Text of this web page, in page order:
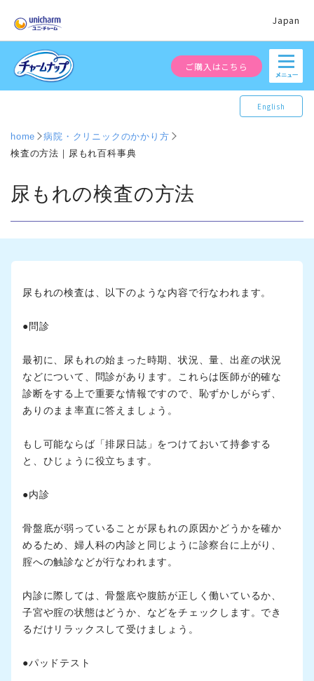
Japan
ご購入はこちら
English
home
病院・クリニックのかかり方
検査の方法｜尿もれ百科事典
尿もれの検査の方法
尿もれの検査は、以下のような内容で行なわれます。
●問診
最初に、尿もれの始まった時期、状況、量、出産の状況
などについて、問診があります。これらは医師が的確な
診断をする上で重要な情報ですので、恥ずかしがらず、
ありのまま率直に答えましょう。
もし可能ならば「排尿日誌」をつけておいて持参する
と、ひじょうに役立ちます。
●内診
骨盤底が弱っていることが尿もれの原因かどうかを確か
めるため、婦人科の内診と同じように診察台に上がり、
腟への触診などが行なわれます。
内診に際しては、骨盤底や腹筋が正しく働いているか、
子宮や腟の状態はどうか、などをチェックします。でき
るだけリラックスして受けましょう。
●パッドテスト